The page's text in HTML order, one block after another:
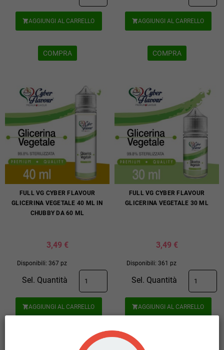
AGGIUNGI AL CARRELLO
COMPRA
AGGIUNGI AL CARRELLO
COMPRA
FULL VG CYBER FLAVOUR
GLICERINA VEGETALE 40 ML IN
CHUBBY DA 60 ML
3,49 €
Disponibili: 367 pz
Sel. Quantità
AGGIUNGI AL CARRELLO
FULL VG CYBER FLAVOUR
GLICERINA VEGETALE 30 ML
3,49 €
Disponibili: 361 pz
Sel. Quantità
AGGIUNGI AL CARRELLO